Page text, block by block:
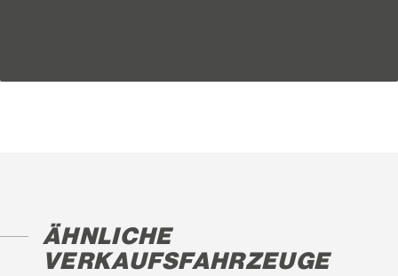
ÄHNLICHE
VERKAUFSFAHRZEUGE